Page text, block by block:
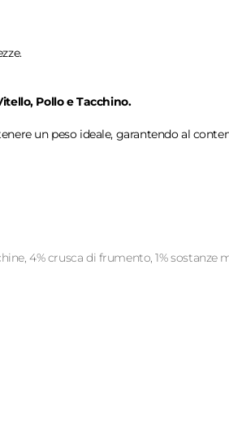
Pollo e Tacchino.
un peso ideale, garantendo al
4% crusca di frumento, 1%